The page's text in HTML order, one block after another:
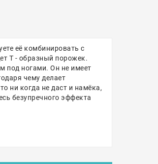
её комбинировать с
Т - образный порожек.
под ногами. Он не имеет
чему делает
ни когда не даст и намёка,
безупречного эффекта